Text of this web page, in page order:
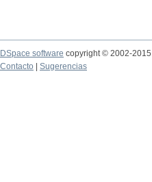
DSpace software copyright © 2002-2015
Contacto
Sugerencias